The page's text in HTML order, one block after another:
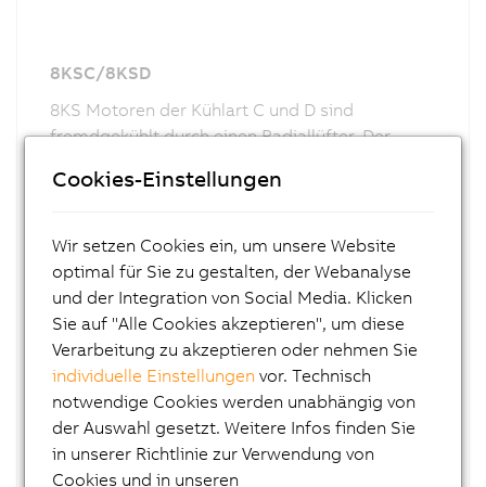
8KSC/8KSD
8KS Motoren der Kühlart C und D sind
fremdgekühlt durch einen Radiallüfter. Der
Cookies-Einstellungen
Wir setzen Cookies ein, um unsere Website
optimal für Sie zu gestalten, der Webanalyse
und der Integration von Social Media. Klicken
Sie auf "Alle Cookies akzeptieren", um diese
Verarbeitung zu akzeptieren oder nehmen Sie
individuelle Einstellungen vor. Technisch
notwendige Cookies werden unabhängig von
der Auswahl gesetzt. Weitere Infos finden Sie
in unserer Richtlinie zur Verwendung von
Cookies und in unseren